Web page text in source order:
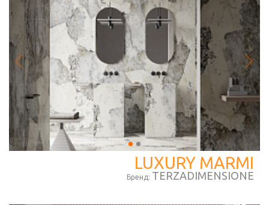
LUXURY MARMI
Бренд: TERZADIMENSIONE